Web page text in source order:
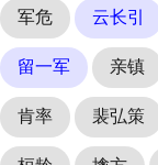
军危 云长引
留一军 亲镇
肯率 裴弘策